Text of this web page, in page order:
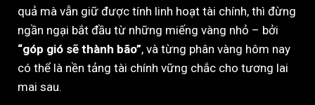
quả mà vẫn giữ được tính linh hoạt tài chính, thì đừng
ngần ngại bắt đầu từ những miếng vàng nhỏ – bởi
“góp gió sẽ thành bão”, và từng phân vàng hôm nay
có thể là nền tảng tài chính vững chắc cho tương lai
mai sau.